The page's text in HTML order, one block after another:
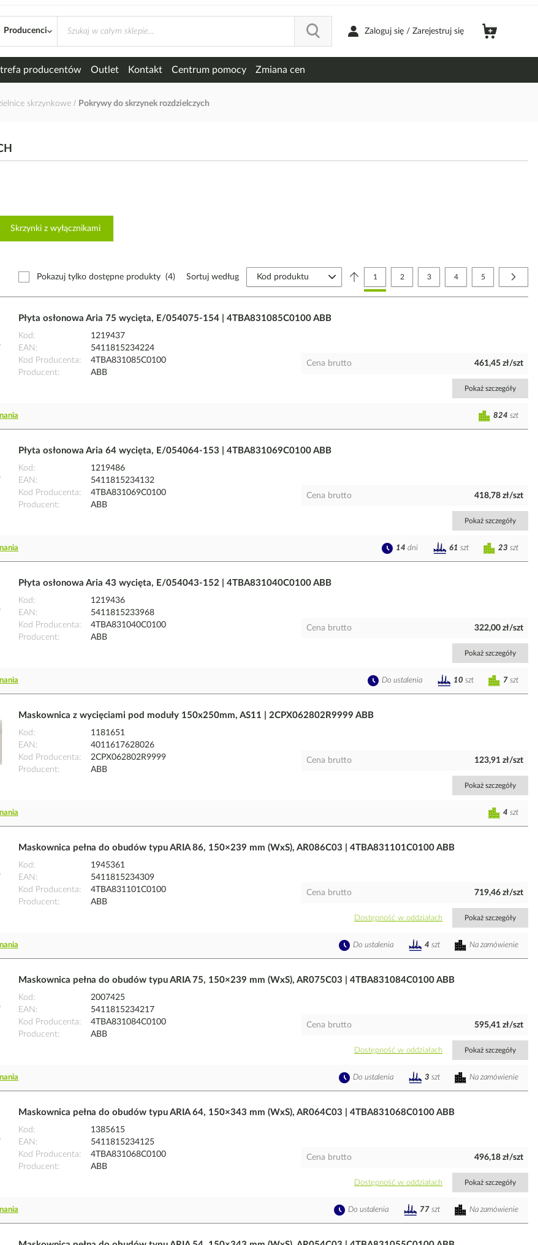
Producenci Zaloguj się / Zarejestruj się
producentów Outlet Kontakt Centrum pomocy Zmiana cen
skrzynkowe Pokrywy do skrzynek rozdzielczych
Skrzynki z wyłącznikami
Pokazuj tylko dostępne produkty (4) Strona
Aktualnie czytasz stronę
1 Strona
2 Strona
3 Strona
4 Strona
5
Sortuj według
Płyta osłonowa Aria 75 wycięta, E/054075-154 | 4TBA831085C0100 ABB
Kod
1219437
EAN
5411815234224
Kod Producenta
4TBA831085C0100
Producent
ABB
Cena brutto 461,45 zł/szt
Pokaż szczegóły
824 szt
Płyta osłonowa Aria 64 wycięta, E/054064-153 | 4TBA831069C0100 ABB
Kod
1219486
EAN
5411815234132
Kod Producenta
4TBA831069C0100
Producent
ABB
Cena brutto 418,78 zł/szt
Pokaż szczegóły
23 szt
14 dni 61 szt
Płyta osłonowa Aria 43 wycięta, E/054043-152 | 4TBA831040C0100 ABB
Kod
1219436
EAN
5411815233968
Kod Producenta
4TBA831040C0100
Producent
ABB
Cena brutto 322,00 zł/szt
Pokaż szczegóły
7 szt
Do ustalenia 10 szt
Maskownica z wycięciami pod moduły 150x250mm, AS11 | 2CPX062802R9999 ABB
Kod
1181651
EAN
4011617628026
Kod Producenta
2CPX062802R9999
Producent
ABB
Cena brutto 123,91 zł/szt
Pokaż szczegóły
4 szt
Maskownica pełna do obudów typu ARIA 86, 150×239 mm (WxS), AR086C03 | 4TBA831101C0100 ABB
Kod
1945361
EAN
5411815234309
Kod Producenta
4TBA831101C0100
Producent
ABB
Cena brutto 719,46 zł/szt
Dostępność w oddziałach Pokaż szczegóły
Na zamówienie
Do ustalenia 4 szt
Maskownica pełna do obudów typu ARIA 75, 150×239 mm (WxS), AR075C03 | 4TBA831084C0100 ABB
Kod
2007425
EAN
5411815234217
Kod Producenta
4TBA831084C0100
Producent
ABB
Cena brutto 595,41 zł/szt
Dostępność w oddziałach Pokaż szczegóły
Na zamówienie
Do ustalenia 3 szt
Maskownica pełna do obudów typu ARIA 64, 150×343 mm (WxS), AR064C03 | 4TBA831068C0100 ABB
Kod
1385615
EAN
5411815234125
Kod Producenta
4TBA831068C0100
Producent
ABB
Cena brutto 496,18 zł/szt
Dostępność w oddziałach Pokaż szczegóły
Na zamówienie
Do ustalenia 77 szt